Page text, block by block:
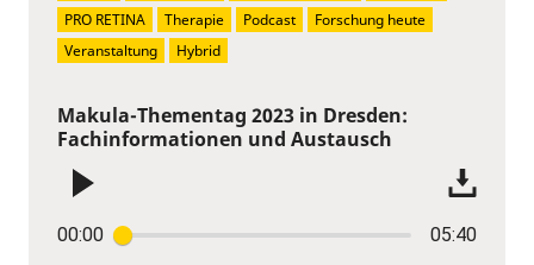
Makula-Thementag 2023 in Dresden:
Fachinformationen und Austausch
00:00 05:40
PRO RETINA
Therapie Podcast
Forschung heute
Veranstaltung
Hybrid